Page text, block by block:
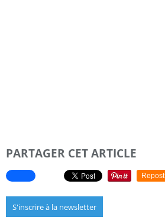
PARTAGER CET ARTICLE
Repost
S'inscrire à la newsletter